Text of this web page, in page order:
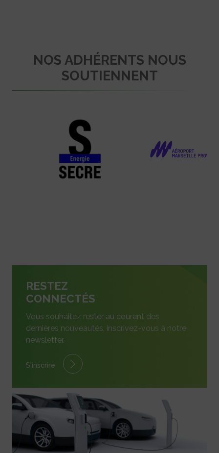
NOS ADHÉRENTS NOUS
SOUTIENNENT
RESTEZ
CONNECTÉS
Vous souhaitez rester au courant des
dernières nouveautés, inscrivez-vous à notre
newsletter.
S'inscrire